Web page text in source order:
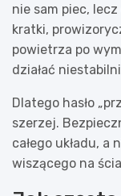
nie sam piec,
kratki,
powietrza po
działać
Dlatego hasło
szerzej.
całego układu,
wiszącego na